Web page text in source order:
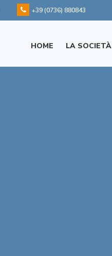
+39 (0736) 880843
HOME LA SOCIETÀ